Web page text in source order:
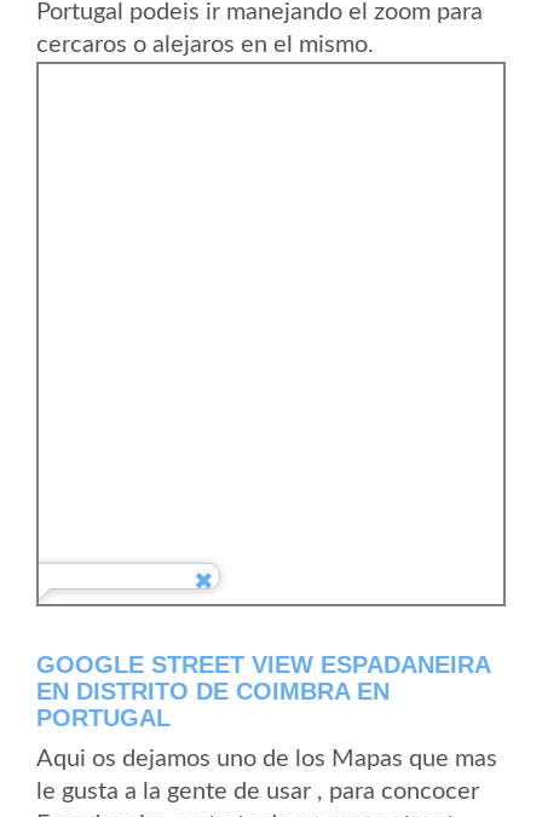
Portugal podeis ir manejando el zoom para
cercaros o alejaros en el mismo.
GOOGLE STREET VIEW ESPADANEIRA
EN DISTRITO DE COIMBRA EN
PORTUGAL
Aqui os dejamos uno de los Mapas que mas
le gusta a la gente de usar , para concocer